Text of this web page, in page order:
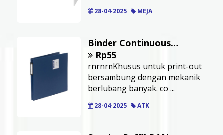
28-04-2025 MEJA
Binder Continuous Form BANTEX Warna Biru Uk 9
Rp55
rnrnrnKhusus untuk print-out
bersambung dengan mekanik
berlubang banyak. co ...
28-04-2025 ATK